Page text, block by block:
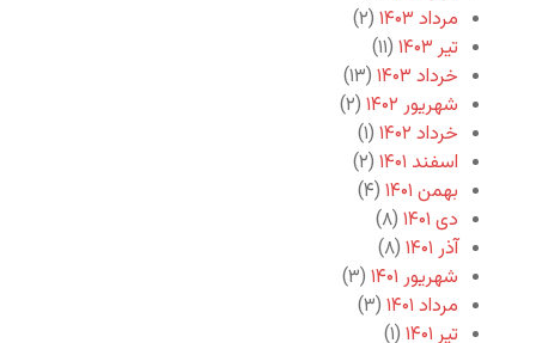
مرداد ۱۴۰۳
(۲)
تیر ۱۴۰۳
(۱۱)
خرداد ۱۴۰۳
(۱۳)
شهریور ۱۴۰۲
(۲)
خرداد ۱۴۰۲
(۱)
اسفند ۱۴۰۱
(۲)
بهمن ۱۴۰۱
(۴)
دی ۱۴۰۱
(۸)
آذر ۱۴۰۱
(۸)
شهریور ۱۴۰۱
(۳)
مرداد ۱۴۰۱
(۳)
تیر ۱۴۰۱
(۱)